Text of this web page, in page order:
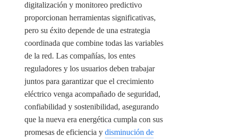
digitalización y monitoreo predictivo
proporcionan herramientas significativas,
pero su éxito depende de una estrategia
coordinada que combine todas las variables
de la red. Las compañías, los entes
reguladores y los usuarios deben trabajar
juntos para garantizar que el crecimiento
eléctrico venga acompañado de seguridad,
confiabilidad y sostenibilidad, asegurando
que la nueva era energética cumpla con sus
promesas de eficiencia y disminución de